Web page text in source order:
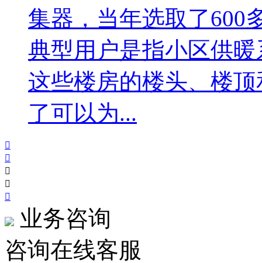
集器，当年选取了600
典型用户是指小区供
这些楼房的楼头、楼
了可以为...





业务咨询
咨询在线客服